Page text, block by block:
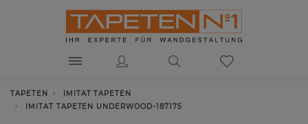
TAPETEN
IMITAT TAPETEN
IMITAT TAPETEN UNDERWOOD-187175